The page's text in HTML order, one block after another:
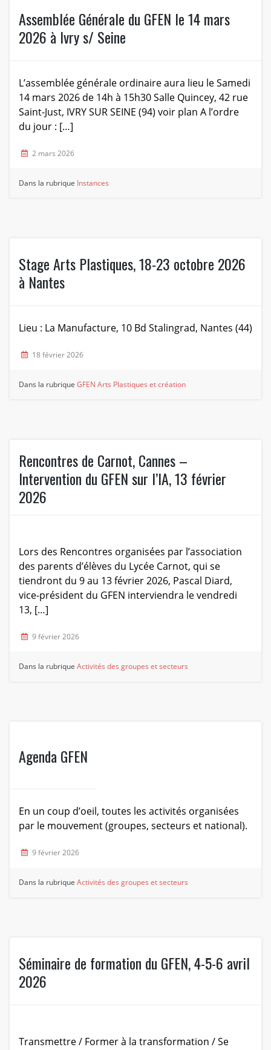
Assemblée Générale du GFEN le 14 mars
2026 à Ivry s/ Seine
L’assemblée générale ordinaire aura lieu le Samedi
14 mars 2026 de 14h à 15h30 Salle Quincey, 42 rue
Saint-Just, IVRY SUR SEINE (94) voir plan A l’ordre
du jour : […]
2 mars 2026
Dans la rubrique Instances
Stage Arts Plastiques, 18-23 octobre 2026
à Nantes
Lieu : La Manufacture, 10 Bd Stalingrad, Nantes (44)
18 février 2026
Dans la rubriqueGFEN Arts Plastiques et création
Rencontres de Carnot, Cannes –
Intervention du GFEN sur l’IA, 13 février
2026
Lors des Rencontres organisées par l’association
des parents d’élèves du Lycée Carnot, qui se
tiendront du 9 au 13 février 2026, Pascal Diard,
vice-président du GFEN interviendra le vendredi
13, […]
9 février 2026
Dans la rubriqueActivités des groupes et secteurs
Agenda GFEN
En un coup d’oeil, toutes les activités organisées
par le mouvement (groupes, secteurs et national).
9 février 2026
Dans la rubriqueActivités des groupes et secteurs
Séminaire de formation du GFEN, 4-5-6 avril
2026
Transmettre / Former à la transformation / Se